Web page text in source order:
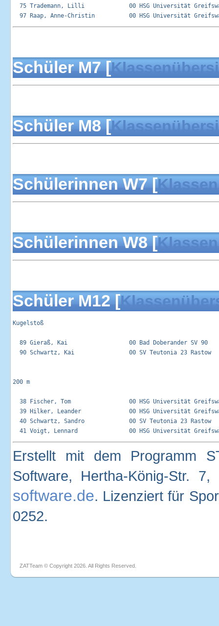
75 Trademann, Lilli             00 HSG Universität
Schüler M7 [
Schüler M8 [
Schülerinnen W7 [
Schülerinnen W8 [
Schüler M12 [
Kugelstoß
89 Gieraß, Kai                  00 Bad
90 Schwartz, Kai                00 SV Teutonia 23
200 m
38 Fischer, Tom                 00 HSG Universität
39 Hilker, Leander              00 HSG Universität
40 Schwartz, Sandro             00 SV Teutonia 23
Erstellt mit dem Programm
Software, Hertha-König-Str.
software.de. Lizenziert für
0252.
ZATTeam © Copyright 2026. All Rights Reserved.